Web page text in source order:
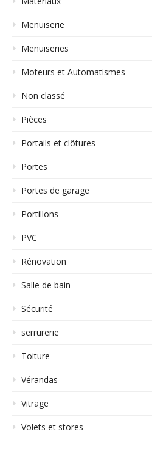
Menuiserie
Menuiseries
Moteurs et Automatismes
Non classé
Pièces
Portails et clôtures
Portes
Portes de garage
Portillons
PVC
Rénovation
Salle de bain
Sécurité
serrurerie
Toiture
Vérandas
Vitrage
Volets et stores